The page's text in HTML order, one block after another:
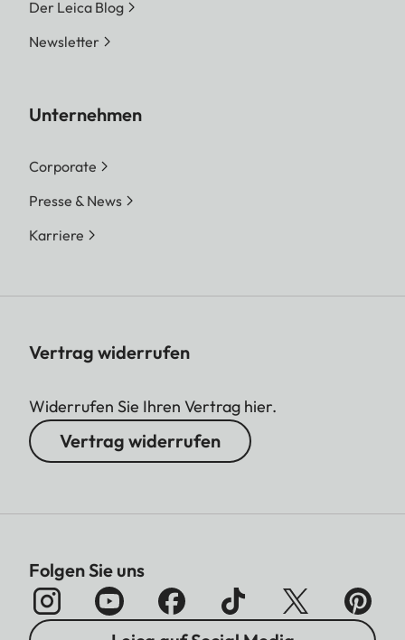
Der Leica Blog
Newsletter
Unternehmen
Corporate
Presse & News
Karriere
Vertrag widerrufen
Widerrufen Sie Ihren Vertrag hier.
Vertrag widerrufen
Folgen Sie uns